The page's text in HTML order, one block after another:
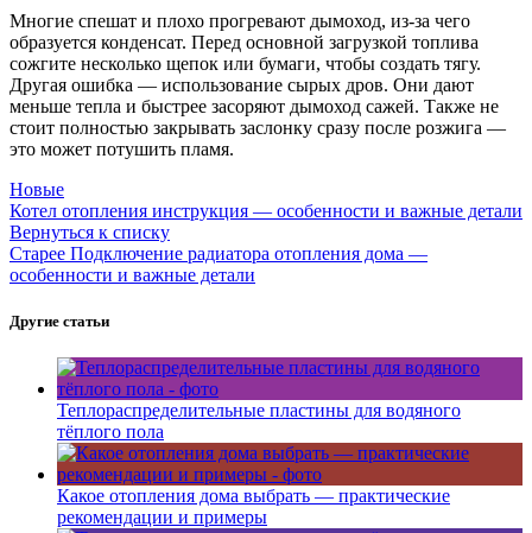
Многие спешат и плохо прогревают дымоход, из-за чего
образуется конденсат. Перед основной загрузкой топлива
сожгите несколько щепок или бумаги, чтобы создать тягу.
Другая ошибка — использование сырых дров. Они дают
меньше тепла и быстрее засоряют дымоход сажей. Также не
стоит полностью закрывать заслонку сразу после розжига —
это может потушить пламя.
Новые
Котел отопления инструкция — особенности и важные детали
Вернуться к списку
Старее Подключение радиатора отопления дома —
особенности и важные детали
Другие статьи
Теплораспределительные пластины для водяного
тёплого пола
Какое отопления дома выбрать — практические
рекомендации и примеры